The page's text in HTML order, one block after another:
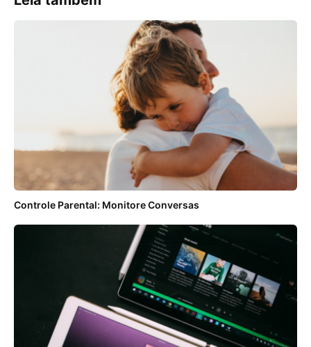
Controle Parental: Monitore Conversas